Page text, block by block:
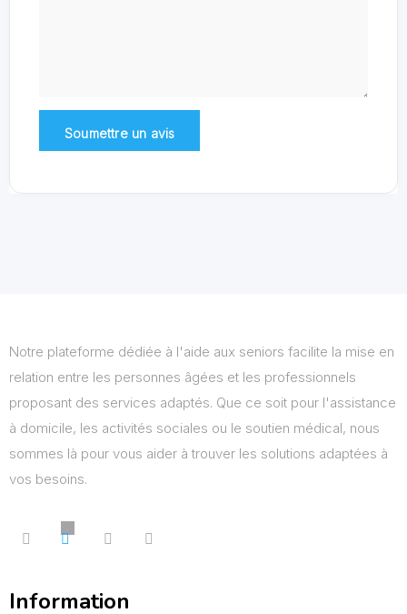
Notre plateforme dédiée à l'aide aux seniors facilite la mise en
relation entre les personnes âgées et les professionnels
proposant des services adaptés. Que ce soit pour l'assistance
à domicile, les activités sociales ou le soutien médical, nous
sommes là pour vous aider à trouver les solutions adaptées à
vos besoins.
Information